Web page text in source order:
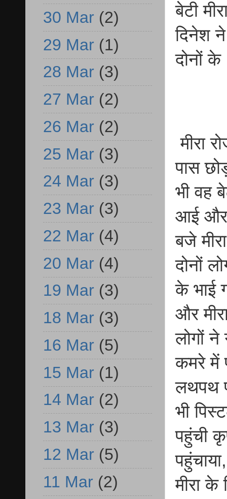
बेटी
दिनेश
दोनों के
मीरा
पास
भी वह
आई और
बजे
दोनों
के भाई
और
लोगों
कमरे में
लथपथ
भी
पहुंची
मीरा के
30 Mar (2)
29 Mar (1)
28 Mar (3)
27 Mar (2)
26 Mar (2)
25 Mar (3)
24 Mar (3)
23 Mar (3)
22 Mar (4)
20 Mar (4)
19 Mar (3)
18 Mar (3)
16 Mar (5)
15 Mar (1)
14 Mar (2)
13 Mar (3)
12 Mar (5)
11 Mar (2)